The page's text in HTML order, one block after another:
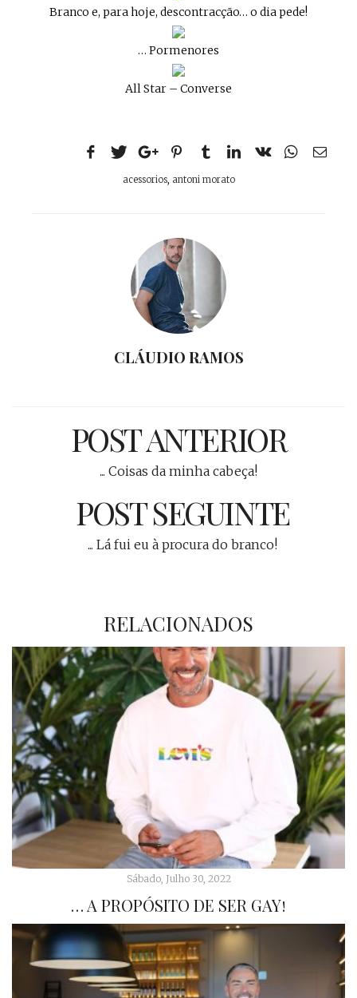
Branco e, para hoje, descontracção… o dia pede!
… Pormenores
All Star – Converse
acessorios, antoni morato
CLÁUDIO RAMOS
POST ANTERIOR
... Coisas da minha cabeça!
POST SEGUINTE
... Lá fui eu à procura do branco!
RELACIONADOS
Sábado, Julho 30, 2022
… A PROPÓSITO DE SER GAY!